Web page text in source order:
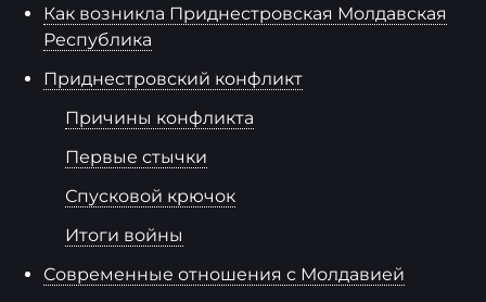
Как возникла Приднестровская Молдавская
Республика
Приднестровский конфликт
Причины конфликта
Первые стычки
Спусковой крючок
Итоги войны
Современные отношения с Молдавией